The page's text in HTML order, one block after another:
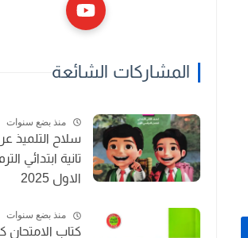
المشاركات الشائعة
منذ بضع سنوات
سلاح التلميذ
تانية ابتدائي الترم
الاول 2025
منذ بضع سنوات
كتاب الامتحان